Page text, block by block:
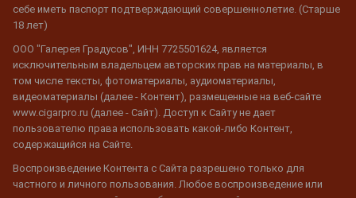
себе иметь паспорт подтверждающий совершеннолетие. (Старше
18 лет)
ООО "Галерея Градусов", ИНН 7725501624, является
исключительным владельцем авторских прав на материалы, в
том числе тексты, фотоматериалы, аудиоматериалы,
видеоматериалы (далее - Контент), размещенные на веб-сайте
www.cigarpro.ru (далее - Сайт). Доступ к Сайту не дает
пользователю права использовать какой-либо Контент,
содержащийся на Сайте.
Воспроизведение Контента с Сайта разрешено только для
частного и личного пользования. Любое воспроизведение или